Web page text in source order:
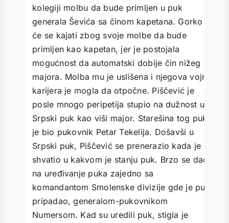
kolegiji molbu da bude primljen u puk
generala Ševića sa činom kapetana. Gorko
će se kajati zbog svoje molbe da bude
primljen kao kapetan, jer je postojala
mogućnost da automatski dobije čin nižeg
majora. Molba mu je uslišena i njegova vojna
karijera je mogla da otpočne. Piščević je
posle mnogo peripetija stupio na dužnost u
Srpski puk kao viši major. Starešina tog puka
je bio pukovnik Petar Tekelija. Došavši u
Srpski puk, Piščević se prenerazio kada je
shvatio u kakvom je stanju puk. Brzo se dao
na uređivanje puka zajedno sa
komandantom Smolenske divizije gde je puk
pripadao, generalom-pukovnikom
Numersom. Kad su uredili puk, stigla je